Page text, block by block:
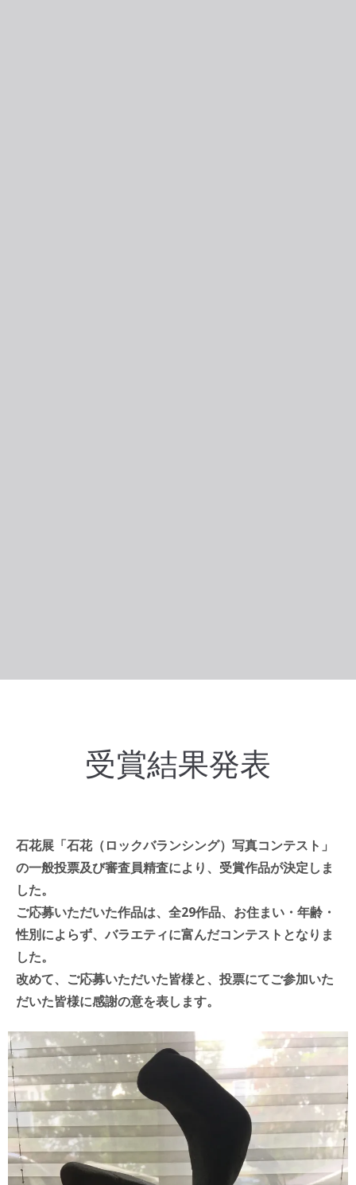
受賞結果発表
石花展「石花（ロックバランシング）写真コンテスト」
の一般投票及び審査員精査により、受賞作品が決定しま
した。
ご応募いただいた作品は、全29作品、お住まい・年齢・
性別によらず、バラエティに富んだコンテストとなりま
した。
改めて、ご応募いただいた皆様と、投票にてご参加いた
だいた皆様に感謝の意を表します。